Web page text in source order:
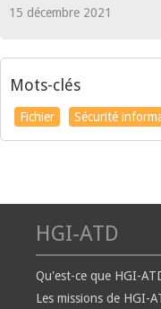
15 décembre 2021
Mots-clés
Fichier Sécurité
HGI-ATD
Qu'est-ce que HGI-
Les missions de HGI-